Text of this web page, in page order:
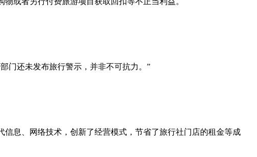
门还未发布旅行警示，并非不可抗力。”
息、网络技术，创新了经营模式，节省了旅行社门店的租金等成